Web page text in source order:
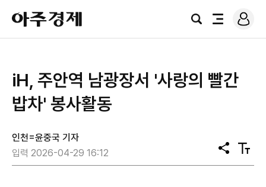
아
주
경
검
전
로
그
iH, 주안역 남광장서 '사랑의 빨간
밥차' 봉사활동
인천=윤중국 기자
입력 2026-04-29 16:12
공
유
텍
스